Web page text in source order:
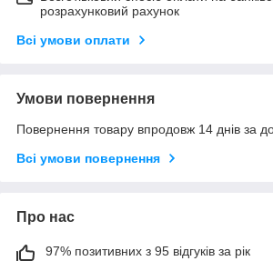
розрахунковий рахунок
Всі умови оплати
Умови повернення
Повернення товару впродовж 14 днів за
Всі умови повернення
Про нас
97% позитивних з 95 відгуків за рік